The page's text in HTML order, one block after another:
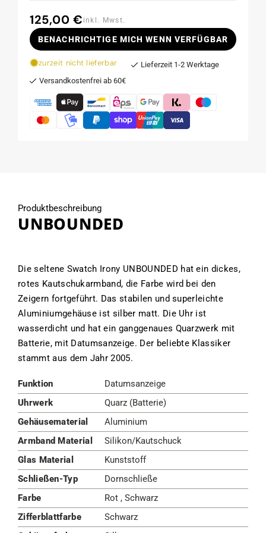
Normaler
Preis
125,00 € inkl. Mwst.
BENACHRICHTIGE MICH WENN VERFÜGBAR
zurzeit nicht lieferbar
Lieferzeit 1-2 Werktage
Versandkostenfrei ab 60€
Produktbeschreibung
UNBOUNDED
Die seltene Swatch Irony UNBOUNDED hat ein dickes,
rotes Kautschukarmband, die Farbe wird bei den
Zeigern fortgeführt. Das stabilen und superleichte
Aluminiumgehäuse ist silber matt. Die Uhr ist
wasserdicht und hat ein ganggenaues Quarzwerk mit
Batterie, mit Datumsanzeige. Der beliebte Klassiker
stammt aus dem Jahr 2005.
Funktion
Datumsanzeige
Uhrwerk
Quarz (Batterie)
Gehäusematerial
Aluminium
Armband Material
Silikon/Kautschuck
Glas Material
Kunststoff
Schließen-Typ
Dornschließe
Farbe
Rot , Schwarz
Zifferblattfarbe
Schwarz